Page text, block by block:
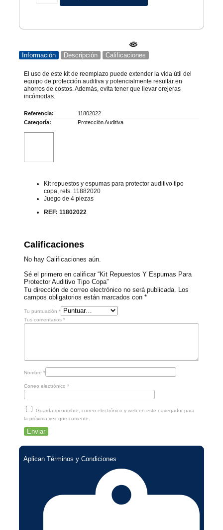
Información Descripción Calificaciones
El uso de este kit de reemplazo puede extender la vida útil del
equipo de protección auditiva y potencialmente resultar en
ahorros de costos. Además, evita tener que llevar orejeras
incómodas.
Referencia:
11802022
Categoría:
Protección Auditiva
Kit repuestos y espumas para protector auditivo tipo
copa, refs. 11882020
Juego de 4 piezas
REF: 11802022
Calificaciones
No hay Calificaciones aún.
Sé el primero en calificar “Kit Repuestos Y Espumas Para
Protector Auditivo Tipo Copa”
Tu dirección de correo electrónico no será publicada. Los
campos obligatorios están marcados con *
Tu puntuación *
Tus comentarios *
Nombre *
Correo electrónico *
Guarda mi nombre, correo electrónico y web en este navegador para
la próxima vez que comente.
Aplican Términos y Condiciones